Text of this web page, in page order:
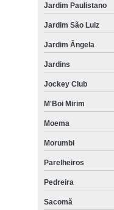
Jardim Paulistano
Jardim São Luiz
Jardim Ângela
Jardins
Jockey Club
M'Boi Mirim
Moema
Morumbi
Parelheiros
Pedreira
Sacomã